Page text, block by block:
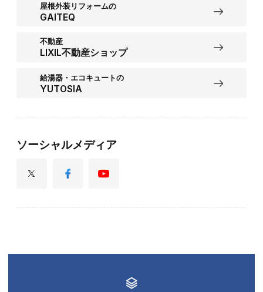
屋根外装リフォームの
GAITEQ
不動産
LIXIL不動産ショップ
給湯器・エコキュートの
YUTOSIA
ソーシャルメディア